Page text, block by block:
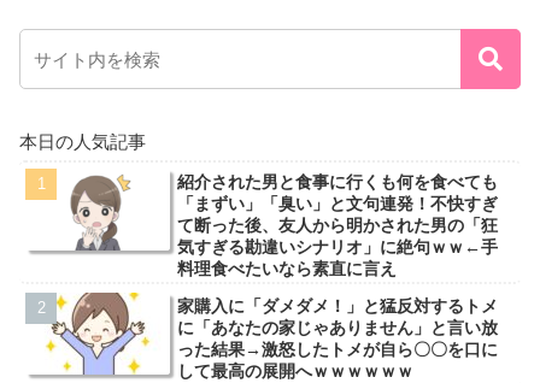
本日の人気記事
紹介された男と食事に行くも何を食べても
「まずい」「臭い」と文句連発！不快すぎ
て断った後、友人から明かされた男の「狂
気すぎる勘違いシナリオ」に絶句ｗｗ←手
料理食べたいなら素直に言え
家購入に「ダメダメ！」と猛反対するトメ
に「あなたの家じゃありません」と言い放
った結果→激怒したトメが自ら〇〇を口に
して最高の展開へｗｗｗｗｗｗ